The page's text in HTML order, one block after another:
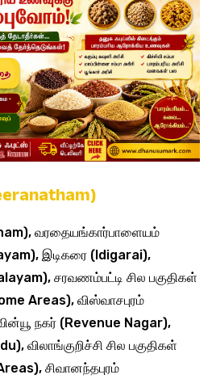
வரதையங்கார்பாளையம்
இடிகரை (Idigarai),
சரவணம்பட்டி சில பகுதிகள்
Areas), விஸ்வாசபுரம்
நகர் (Revenue Nagar),
விலாங்குறிச்சி சில பகுதிகள்
சிவானந்தபுரம்